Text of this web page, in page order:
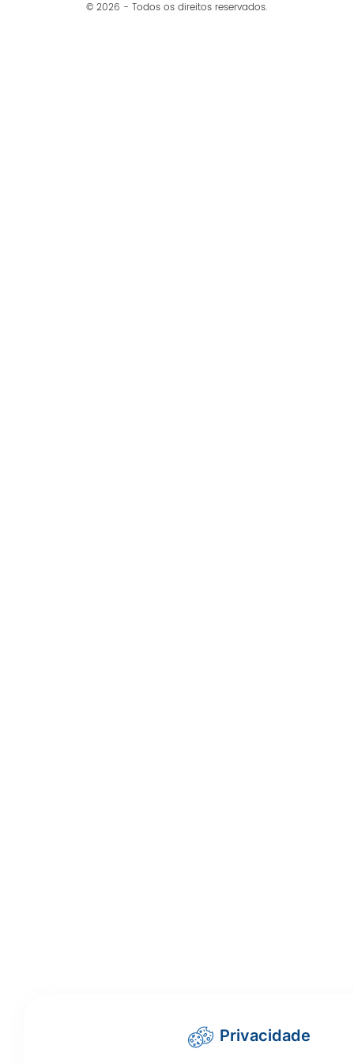
© 2026 - Todos os direitos reservados.
Privacidade